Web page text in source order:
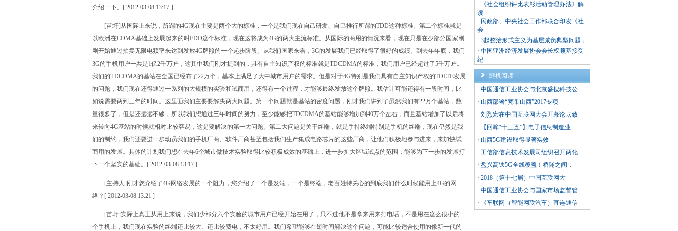
介绍一下。[ 2012-03-08 13:17 ]
[苗圩]从国际上来说，所谓的4G现在主要是两个大的标准，一个是我们现在自己研发、自己推行所谓的TDD这种标准。第二个标准就是
以欧洲在CDMA基础上发展起来的叫FDD这个标准，现在这将成为4G的两大主流标准。从国际的商用的情况来看，现在只是在少部分国家刚
刚开始通过拍卖无限电频率来达到发放4G牌照的一个起步阶段。从我们国家来看，3G的发展我们已经取得了很好的成绩。到去年年底，我们
3G的手机用户一共是1亿2千万户，这其中我们刚才提到的，具有自主知识产权的标准就是TDCDMA的标准，我们用户已经超过了5千万户。
我们的TDCDMA的基站在全国已经布了22万个，基本上满足了大中城市用户的需求。但是对于4G特别是我们具有自主知识产权的TDLTE发展
的问题，我们现在还得通过一系列的大规模的实验和试商用，还得有一个过程，才能够最终发放这个牌照。我估计可能还得有一段时间，比
如说需要两到三年的时间。这里面我们主要要解决两大问题。第一个问题就是基站的密度问题，刚才我们讲到了虽然我们有22万个基站，数
量很多了，但是还远远不够，所以我们想通过三年时间的努力，至少能够把TDCDMA的基站能够增加到40万个左右，而且基站增加了以后将
来转向4G基站的时候就相对比较容易，这是要解决的第一大问题。第二大问题是关于终端，就是手持终端特别是手机的终端，现在仍然是我
们的制约，我们还要进一步动员我们的手机厂商、软件厂商甚至包括我们生产集成电路芯片的这些厂商，让他们积极地参与进来，来加快试
商用的发展。具体的计划我们想在去年6个城市做技术实验取得比较积极成效的基础上，进一步扩大区域试点的范围，能够为下一步的发展打
下一个坚实的基础。[ 2012-03-08 13:17 ]
[主持人]刚才您介绍了4G网络发展的一个阻力，您介绍了一个是发端，一个是终端，老百姓特关心的到底我们什么时候能用上4G的网
络？[ 2012-03-08 13:21 ]
[苗圩]实际上真正从用上来说，我们少部分六个实验的城市用户已经开始在用了，只不过他不是拿来用来打电话，不是用在这么很小的一
个手机上，我们现在实验的终端还比较大、还比较费电，不太好用。我们希望能够在短时间解决这个问题，可能比较适合使用的像新一代的
·
《社会组织评比表彰活动管理办法》解
读
· 民政部、中央社会工作部联合印发《社
会
· 3起整治形式主义为基层减负典型问题，
· 中国亚洲经济发展协会会长权顺基接受
纪
随机阅读
· 中国通信工业协会与北京盛搜科技公
· 山西部署“宽带山西”2017专项
· 刘烈宏在中国互联网大会开幕论坛致
·
【回眸“十三五”】电子信息制造业
· 山西5G建设取得显著实效
· 工信部信息技术发展司组织召开两化
· 盘兴高铁5G全线覆盖！桥隧之间，
· 2018（第十七届）中国互联网大
· 中国通信工业协会与国家市场监督管
·
《车联网（智能网联汽车）直连通信